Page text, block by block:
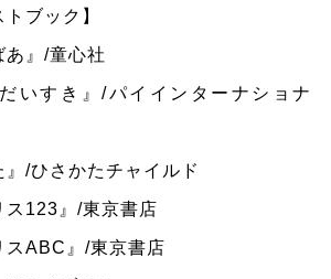
ブック】
あ』/童心社
いすき』/パイインターナショナ
』/ひさかたチャイルド
ス123』/東京書店
スABC』/東京書店